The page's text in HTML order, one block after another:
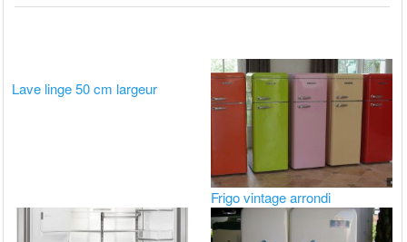
Lave linge 50 cm largeur
Frigo vintage arrondi